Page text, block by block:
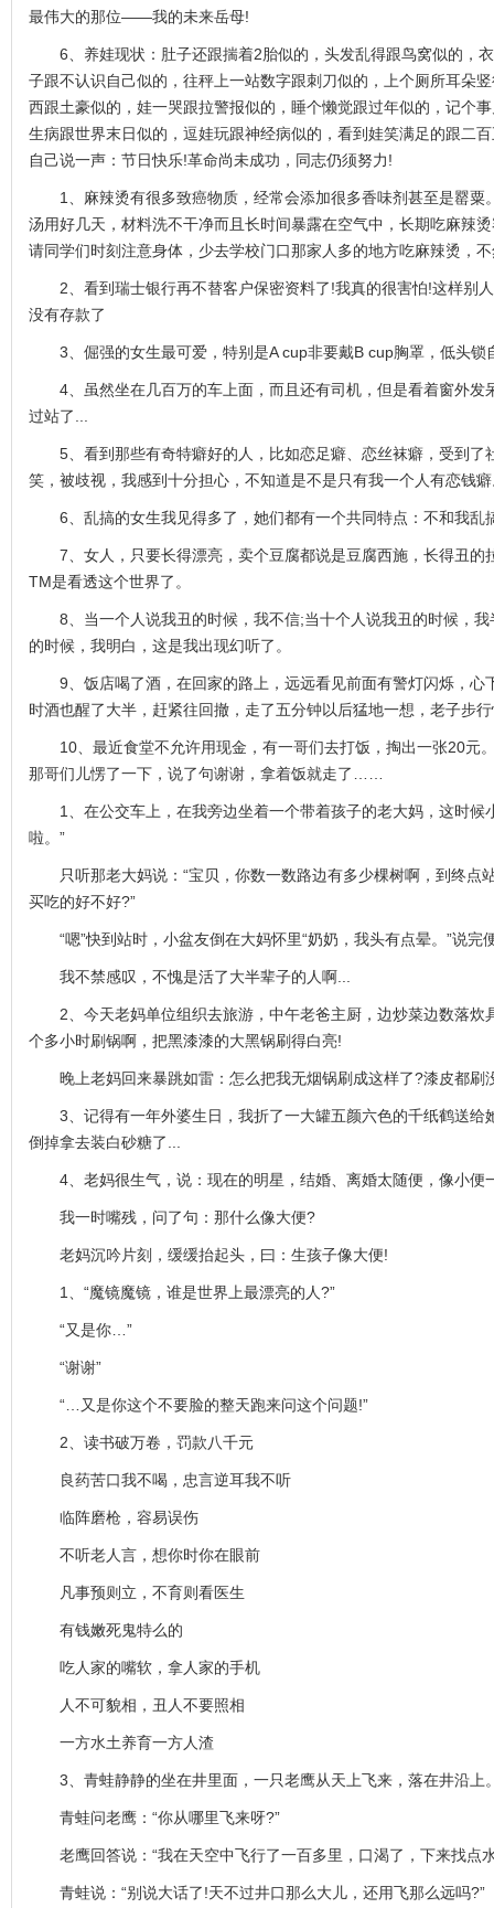
最伟大的那位——我的未来岳母!
6、养娃现状：肚子还跟揣着2胎似的，头发乱得跟鸟窝似的，
子跟不认识自己似的，往秤上一站数字跟刺刀似的，上个厕所耳朵
西跟土豪似的，娃一哭跟拉警报似的，睡个懒觉跟过年似的，记个
生病跟世界末日似的，逗娃玩跟神经病似的，看到娃笑满足的跟二
自己说一声：节日快乐!革命尚未成功，同志仍须努力!
1、麻辣烫有很多致癌物质，经常会添加很多香味剂甚至是罂粟
汤用好几天，材料洗不干净而且长时间暴露在空气中，长期吃麻辣
请同学们时刻注意身体，少去学校门口那家人多的地方吃麻辣烫，
2、看到瑞士银行再不替客户保密资料了!我真的很害怕!这样别
没有存款了
3、倔强的女生最可爱，特别是A cup非要戴B cup胸罩，低头锁
4、虽然坐在几百万的车上面，而且还有司机，但是看着窗外发
过站了...
5、看到那些有奇特癖好的人，比如恋足癖、恋丝袜癖，受到了
笑，被歧视，我感到十分担心，不知道是不是只有我一个人有恋钱
6、乱搞的女生我见得多了，她们都有一个共同特点：不和我乱
7、女人，只要长得漂亮，卖个豆腐都说是豆腐西施，长得丑的
TM是看透这个世界了。
8、当一个人说我丑的时候，我不信;当十个人说我丑的时候，我
的时候，我明白，这是我出现幻听了。
9、饭店喝了酒，在回家的路上，远远看见前面有警灯闪烁，心
时酒也醒了大半，赶紧往回撤，走了五分钟以后猛地一想，老子步
10、最近食堂不允许用现金，有一哥们去打饭，掏出一张20元
那哥们儿愣了一下，说了句谢谢，拿着饭就走了……
1、在公交车上，在我旁边坐着一个带着孩子的老大妈，这时候
啦。”
只听那老大妈说：“宝贝，你数一数路边有多少棵树啊，到终点
买吃的好不好?”
“嗯”快到站时，小盆友倒在大妈怀里“奶奶，我头有点晕。”说
我不禁感叹，不愧是活了大半辈子的人啊...
2、今天老妈单位组织去旅游，中午老爸主厨，边炒菜边数落炊
个多小时刷锅啊，把黑漆漆的大黑锅刷得白亮!
晚上老妈回来暴跳如雷：怎么把我无烟锅刷成这样了?漆皮都刷
3、记得有一年外婆生日，我折了一大罐五颜六色的千纸鹤送给
倒掉拿去装白砂糖了...
4、老妈很生气，说：现在的明星，结婚、离婚太随便，像小便
我一时嘴残，问了句：那什么像大便?
老妈沉吟片刻，缓缓抬起头，曰：生孩子像大便!
1、“魔镜魔镜，谁是世界上最漂亮的人?”
“又是你…”
“谢谢”
“…又是你这个不要脸的整天跑来问这个问题!”
2、读书破万卷，罚款八千元
良药苦口我不喝，忠言逆耳我不听
临阵磨枪，容易误伤
不听老人言，想你时你在眼前
凡事预则立，不育则看医生
有钱嫩死鬼特么的
吃人家的嘴软，拿人家的手机
人不可貌相，丑人不要照相
一方水土养育一方人渣
3、青蛙静静的坐在井里面，一只老鹰从天上飞来，落在井沿上
青蛙问老鹰：“你从哪里飞来呀?”
老鹰回答说：“我在天空中飞行了一百多里，口渴了，下来找点
青蛙说：“别说大话了!天不过井口那么大儿，还用飞那么远吗?”